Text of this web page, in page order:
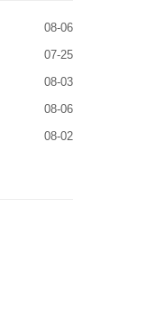
08-06
07-25
08-03
08-06
08-02